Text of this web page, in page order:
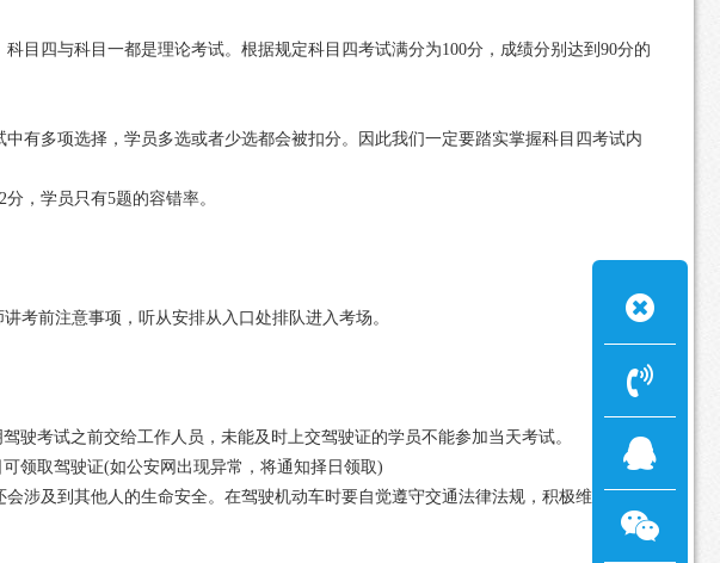
目四与科目一都是理论考试。根据规定科目四考试满分为100分，成绩分别达到90分的
有多项选择，学员多选或者少选都会被扣分。因此我们一定要踏实掌握科目四考试内
，学员只有5题的容错率。
考前注意事项，听从安排从入口处排队进入考场。
考试之前交给工作人员，未能及时上交驾驶证的学员不能参加当天考试。
领取驾驶证(如公安网出现异常，将通知择日领取)
涉及到其他人的生命安全。在驾驶机动车时要自觉遵守交通法律法规，积极维护有序、